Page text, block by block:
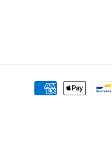
Moyens
de